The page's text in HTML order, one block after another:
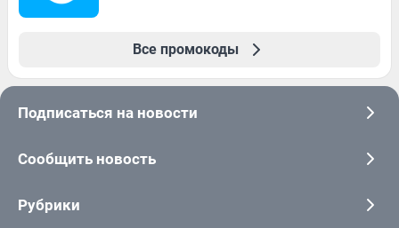
Все промокоды
Подписаться на новости
Сообщить новость
Рубрики